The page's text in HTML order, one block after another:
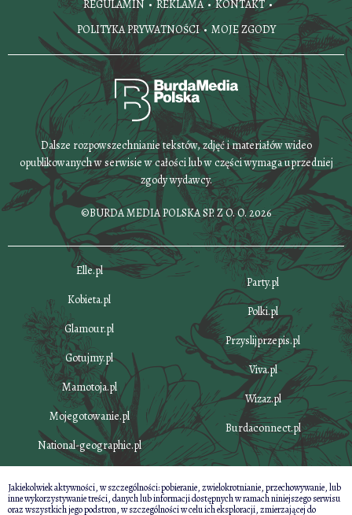
REGULAMIN REKLAMA
KONTAKT
POLITYKA PRYWATNOŚCI
MOJE ZGODY
Dalsze rozpowszechnianie tekstów, zdjęć i materiałów wideo
opublikowanych w serwisie w całości lub w części wymaga uprzedniej
zgody wydawcy.
©BURDA MEDIA POLSKA SP. Z O. O. 2026
Elle.pl
Kobieta.pl
Glamour.pl
Gotujmy.pl
Mamotoja.pl
Mojegotowanie.pl
National-geographic.pl
Party.pl
Polki.pl
Przyslijprzepis.pl
Viva.pl
Wizaz.pl
Burdaconnect.pl
Jakiekolwiek aktywności, w szczególności: pobieranie, zwielokrotnianie, przechowywanie, lub
inne wykorzystywanie treści, danych lub informacji dostępnych w ramach niniejszego serwisu
oraz wszystkich jego podstron, w szczególności w celu ich eksploracji, zmierzającej do